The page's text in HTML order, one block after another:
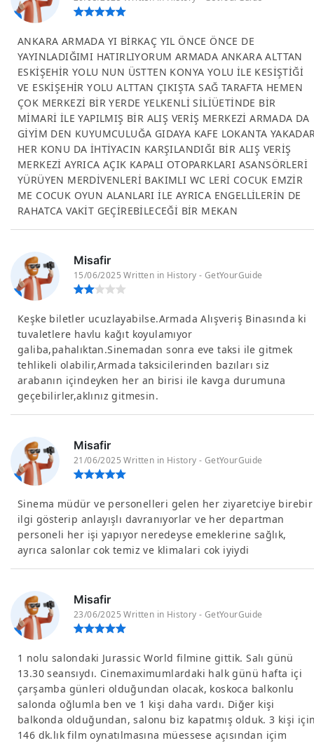
ANKARA ARMADA YI BİRKAÇ YIL ÖNCE ÖNCE DE
YAYINLADIĞIMI HATIRLIYORUM ARMADA ANKARA ALTTAN
ESKİŞEHİR YOLU NUN ÜSTTEN KONYA YOLU İLE KESİŞTİĞİ
VE ESKİŞEHİR YOLU ALTTAN ÇIKIŞTA SAĞ TARAFTA HEMEN
ÇOK MERKEZİ BİR YERDE YELKENLİ SİLİÜETİNDE BİR
MİMARİ İLE YAPILMIŞ BİR ALIŞ VERİŞ MERKEZİ ARMADA DA
GİYİM DEN KUYUMCULUĞA GIDAYA KAFE LOKANTA
HER KONU DA İHTİYACIN KARŞILANDIĞI BİR ALIŞ VERİŞ
MERKEZİ AYRICA AÇIK KAPALI OTOPARKLARI ASANSÖRLERİ
YÜRÜYEN MERDİVENLERİ BAKIMLI WC LERİ COCUK EMZİR
ME COCUK OYUN ALANLARI İLE AYRICA ENGELLİLERİN DE
RAHATCA VAKİT GEÇİREBİLECEĞİ BİR MEKAN
Misafir
15/06/2025 Written in History - GetYourGuide
Keşke biletler ucuzlayabilse.Armada Alışveriş Binasında ki
tuvaletlere havlu kağıt koyulamıyor
galiba,pahalıktan.Sinemadan sonra eve taksi ile gitmek
tehlikeli olabilir,Armada taksicilerinden bazıları siz
arabanın içindeyken her an birisi ile kavga durumuna
geçebilirler,aklınız gitmesin.
Misafir
21/06/2025 Written in History - GetYourGuide
Sinema müdür ve personelleri gelen her ziyaretciye birebir
ilgi gösterip anlayışlı davranıyorlar ve her departman
personeli her işi yapıyor neredeyse emeklerine sağlık,
ayrıca salonlar cok temiz ve klimalari cok iyiydi
Misafir
23/06/2025 Written in History - GetYourGuide
1 nolu salondaki Jurassic World filmine gittik. Salı günü
13.30 seansıydı. Cinemaximumlardaki halk günü hafta içi
çarşamba günleri olduğundan olacak, koskoca balkonlu
salonda oğlumla ben ve 1 kişi daha vardı. Diğer kişi
balkonda olduğundan, salonu biz kapatmış olduk. 3 kişi
146 dk.lık film oynatılmasına müessese açısından içim